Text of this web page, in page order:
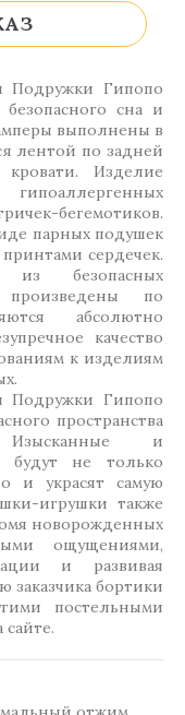
Подружки Гипопо
сна и
выполнены в
лентой по задней
Изделие
бегемотиков.
парных подушек
сердечек.
безопасных
произведены по
абсолютно
качество
к изделиям
Гипопо
пространства
Изысканные и
будут не только
и украсят самую
игрушки также
новорожденных
ощущениями,
и развивая
бортики
постельными